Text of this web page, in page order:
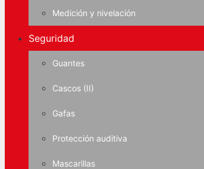
Medición y nivelación
Seguridad
Guantes
Cascos (II)
Gafas
Protección auditiva
Mascarillas